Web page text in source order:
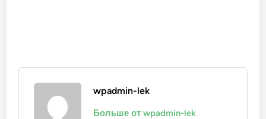
wpadmin-lek
Больше от wpadmin-lek